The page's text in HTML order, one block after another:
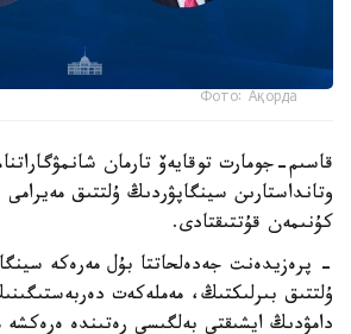
Фото: Ақорда
قاسىم-جومارت توقايەۆ تارمان
وتانداستارىن سينگاپۋردىڭ ۇلتتىق
كۇنىمەن قۇتتىقتادى.
- پرەزيدەنت جەدەلحاتتا بۇل مەرەكە
ۇلتتىق بىرلىكتىڭ، مەملەكەت
دامۋدىڭ ايشىقتى بەلگىسى رەتىندە ەرەكشە